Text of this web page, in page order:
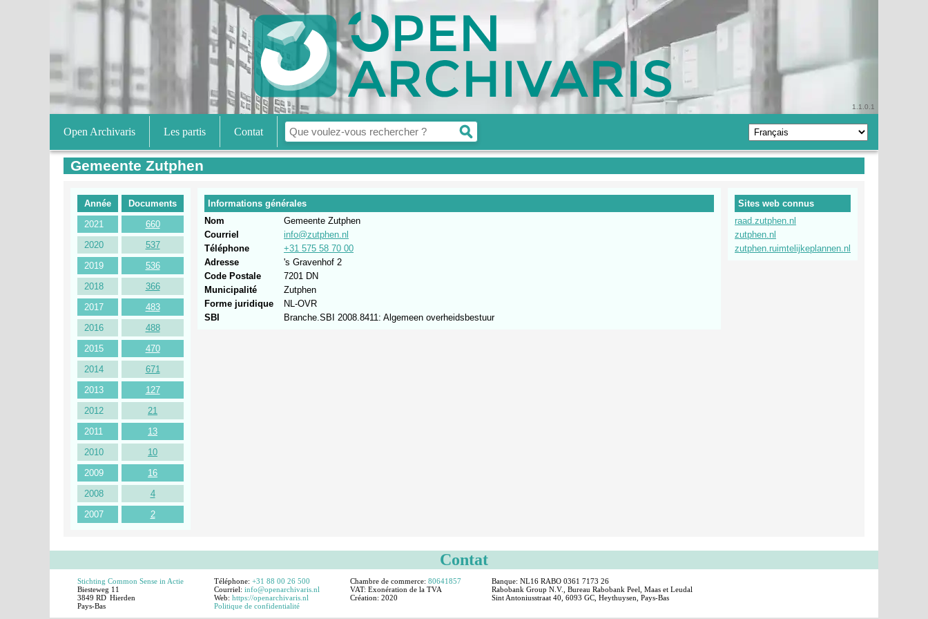
1.1.0.1
Open Archivaris Les partis Contat
Gemeente Zutphen
Année
Documents
2021
660
2020
537
2019
536
2018
366
2017
483
2016
488
2015
470
2014
671
2013
127
2012
21
2011
13
2010
10
2009
16
2008
4
2007
2
Informations générales
Nom
Gemeente Zutphen
Courriel
info@zutphen.nl
Téléphone
+31 575 58 70 00
Adresse
's Gravenhof 2
Code Postale
7201 DN
Municipalité
Zutphen
Forme juridique
NL-OVR
SBI
Branche.SBI 2008.8411: Algemeen overheidsbestuur
Sites web connus
raad.zutphen.nl
zutphen.nl
zutphen.ruimtelijkeplannen.nl
Contat
Stichting Common Sense in Actie
Biesteweg 11
3849 RD Hierden
Pays-Bas
Téléphone: +31 88 00 26 500
Courriel: info@openarchivaris.nl
Web: https://openarchivaris.nl
Politique de confidentialité
Chambre de commerce: 80641857
VAT: Exonération de la TVA
Création: 2020
Banque: NL16 RABO 0361 7173 26
Rabobank Group N.V., Bureau Rabobank Peel, Maas et Leudal
Sint Antoniusstraat 40, 6093 GC, Heythuysen, Pays-Bas